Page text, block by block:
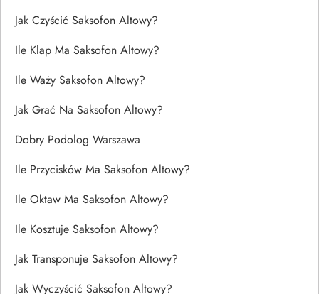
Jak Czyścić Saksofon Altowy?
Ile Klap Ma Saksofon Altowy?
Ile Waży Saksofon Altowy?
Jak Grać Na Saksofon Altowy?
Dobry Podolog Warszawa
Ile Przycisków Ma Saksofon Altowy?
Ile Oktaw Ma Saksofon Altowy?
Ile Kosztuje Saksofon Altowy?
Jak Transponuje Saksofon Altowy?
Jak Wyczyścić Saksofon Altowy?